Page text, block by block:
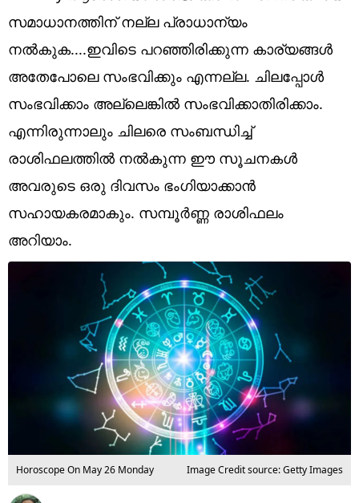
Web Story
Photo
Short Videos
സമാധാനത്തിന് നല്ല പ്രാധാന്യം
നൽകുക....ഇവിടെ പറഞ്ഞിരിക്കുന്ന കാര്യങ്ങൾ
അതേപോലെ സംഭവിക്കും എന്നല്ല. ചിലപ്പോൾ
സംഭവിക്കാം അല്ലെങ്കിൽ സംഭവിക്കാതിരിക്കാം.
എന്നിരുന്നാലും ചിലരെ സംബന്ധിച്ച്
രാശിഫലത്തിൽ നൽകുന്ന ഈ സൂചനകൾ
അവരുടെ ഒരു ദിവസം ഭംഗിയാക്കാൻ
സഹായകരമാകും. സമ്പൂർണ്ണ രാശിഫലം
അറിയാം.
Horoscope On May 26 Monday Image Credit source: Getty Images